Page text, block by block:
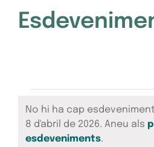
del
No hi ha cap
8 d'abril de 2026. Aneu als
esdeveniments.